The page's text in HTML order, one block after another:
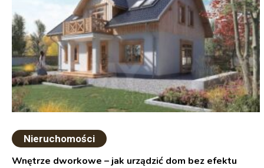
Nieruchomości
Wnętrze dworkowe – jak urządzić dom bez efektu